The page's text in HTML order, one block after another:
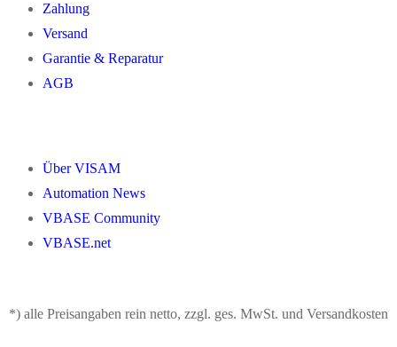
Zahlung
Versand
Garantie & Reparatur
AGB
Über VISAM
Automation News
VBASE Community
VBASE.net
*) alle Preisangaben rein netto, zzgl. ges. MwSt. und Versandkosten